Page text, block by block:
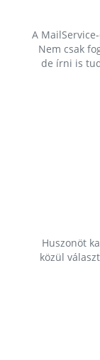
A
Nem csak
de írni is
Huszonöt
közül